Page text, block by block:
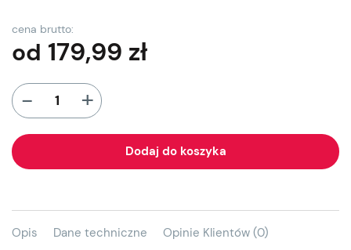
cena brutto:
od 179,99 zł
- +
Dodaj do koszyka
Opis Dane techniczne Opinie Klientów (0)